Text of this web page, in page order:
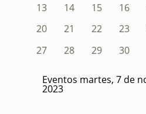
13
14 15 16
20
21 22 23
27
28 29 30
Eventos martes, 7 de
2023